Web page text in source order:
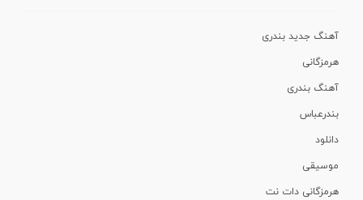
آهنگ جدید بندری
هرمزگانی
آهنگ بندری
بندرعباس
دانلود
موسیقی
هرمزگانی دات نت